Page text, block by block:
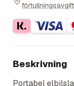
Beskrivning
Portabel